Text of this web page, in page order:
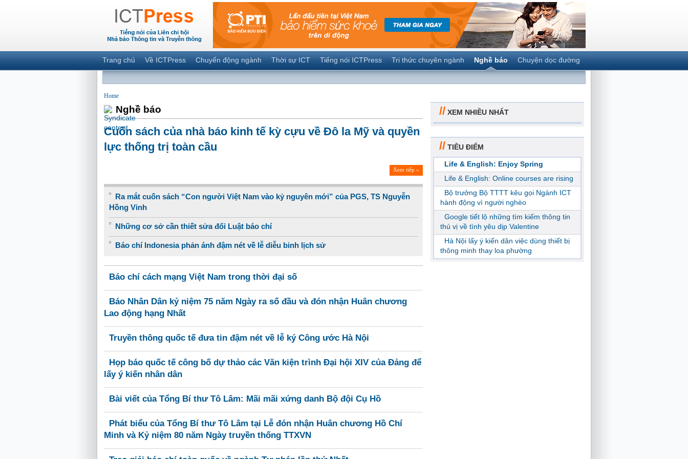
Trang chủ Về ICTPress Chuyển động ngành Thời sự ICT Tiếng nói ICTPress Tri thức chuyên ngành Nghề báo Chuyện dọc đường
Home
Nghề báo
Cuốn sách của nhà báo kinh tế kỳ cựu về Đô la Mỹ và quyền
lực thống trị toàn cầu
Xem tiếp »
Ra mắt cuốn sách “Con người Việt Nam vào kỷ nguyên mới” của PGS, TS Nguyễn
Hồng Vinh
Những cơ sở cần thiết sửa đổi Luật báo chí
Báo chí Indonesia phản ánh đậm nét về lễ diễu binh lịch sử
Báo chí cách mạng Việt Nam trong thời đại số
Báo Nhân Dân kỷ niệm 75 năm Ngày ra số đầu và đón nhận Huân chương
Lao động hạng Nhất
Truyền thông quốc tế đưa tin đậm nét về lễ ký Công ước Hà Nội
Họp báo quốc tế công bố dự thảo các Văn kiện trình Đại hội XIV của Đảng để
lấy ý kiến nhân dân
Bài viết của Tổng Bí thư Tô Lâm: Mãi mãi xứng danh Bộ đội Cụ Hồ
Phát biểu của Tổng Bí thư Tô Lâm tại Lễ đón nhận Huân chương Hồ Chí
Minh và Kỷ niệm 80 năm Ngày truyền thống TTXVN
// XEM NHIỀU NHẤT
// TIÊU ĐIỂM
Life & English: Enjoy Spring
Life & English: Online courses are rising
Bộ trưởng Bộ TTTT kêu gọi Ngành ICT
hành động vì người nghèo
Google tiết lộ những tìm kiếm thông tin
thú vị về tình yêu dịp Valentine
Hà Nội lấy ý kiến dân việc dùng thiết bị
thông minh thay loa phường